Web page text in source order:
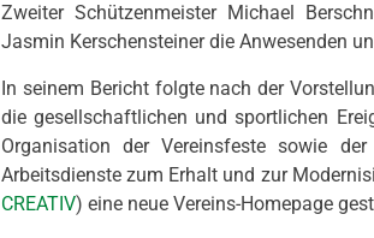
Zweiter Schützenmeister Michael
Jasmin Kerschensteiner die Anwesenden
In seinem Bericht folgte nach der
die gesellschaftlichen und sportlichen
Organisation der Vereinsfeste sowie
Arbeitsdienste zum Erhalt und zur
CREATIV) eine neue Vereins-Homepage